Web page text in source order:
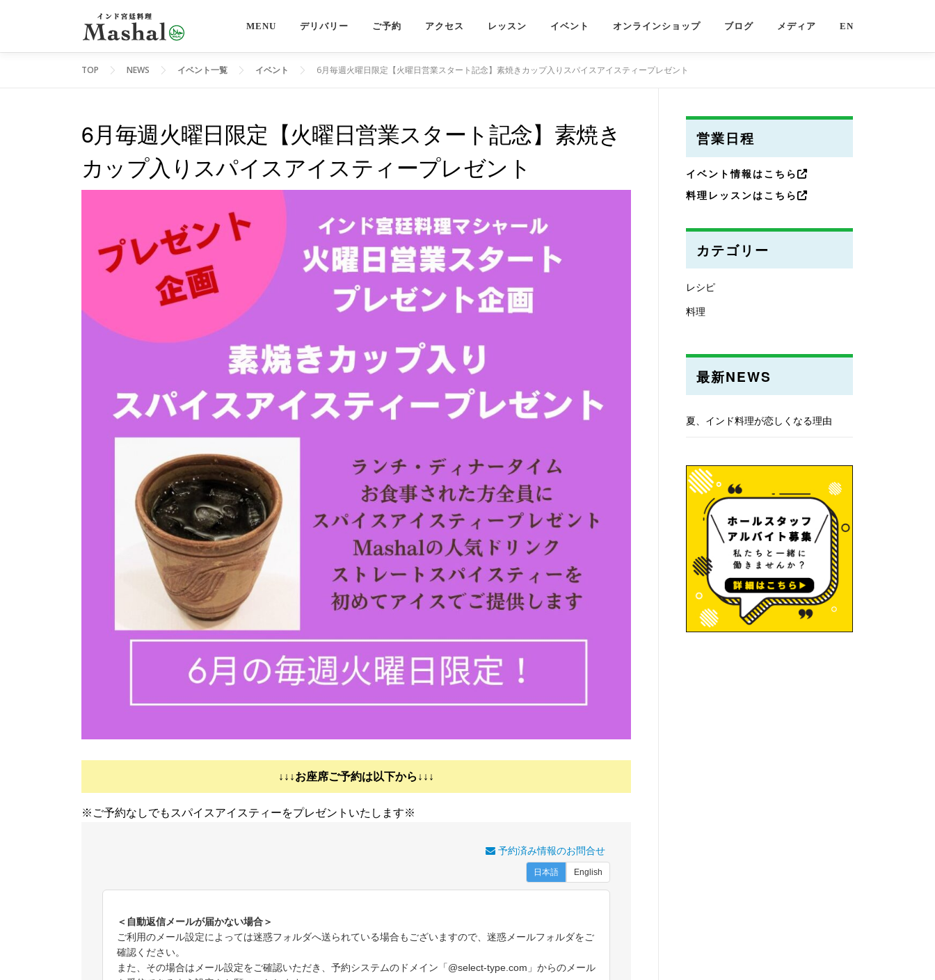
MENU デリバリー ご予約 アクセス レッスン イベント オンラインショップ ブログ メディア EN
TOP NEWS イベント一覧 イベント 6月毎週火曜日限定【火曜日営業スタート記念】素焼きカップ入りスパイスアイスティープレゼント
6月毎週火曜日限定【火曜日営業スタート記念】素焼き
カップ入りスパイスアイスティープレゼント
↓↓↓お座席ご予約は以下から↓↓↓
※ご予約なしでもスパイスアイスティーをプレゼントいたします※
営業日程
イベント情報はこちら
料理レッスンはこちら
カテゴリー
レシピ
料理
最新NEWS
夏、インド料理が恋しくなる理由